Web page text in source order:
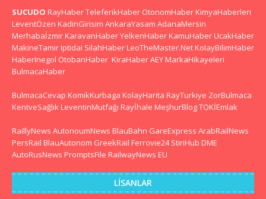
SUCUDO RayHaberTeleferikHaber OtonomHaber KimyaHaberleri
LeventÖzen KadinGirisim AnkaraYasam AdanaMersin
Merhabaİzmir KaravanHaberYelkenHaber KamuHaber UcakHaber
MakineTamir Iptidai SilahHaber LeoTheMaster.Net KolayBilimHaber
HaberInegol OtobanHaber KiraHaberAEY MarkaHikayeleri
BulmacaHaber
BulmacaCevap KomikKurbaga KolayHarita RayTurkiye ZorBulmaca
KentveSağlık LeventinMutfağı Rayİhale MeşhurBlogTOKİEmlak
RaillyNews AutonoumNews BlauBahn GareExpress ArabRailNews
PersRail BlauAutonom GreekRail Ferrovie24 StiriHub DME
AutoRusNews PromptsFile RailwayNews EU
LISANLAR